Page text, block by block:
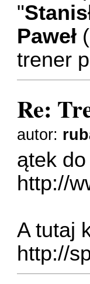
"
Paweł
trener
Re:
autor:
ątek
http://
A tutaj
http://